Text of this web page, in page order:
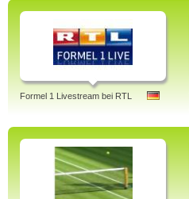
Formel 1 Livestream bei RTL